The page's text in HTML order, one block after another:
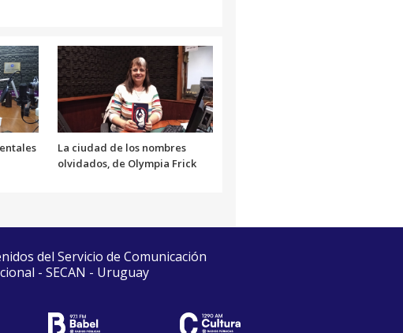
La ciudad de los nombres
olvidados, de Olympia Frick
del Servicio de Comunicación
- SECAN - Uruguay